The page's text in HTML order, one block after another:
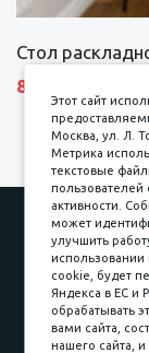
Стол
8690 р.
Наши
Доставка и
Карьера в
Этот сайт
Москва, ул. Л.
Метрика
текстовые
пользователей
активности.
может
улучшить
cookie, будет
Яндекса в ЕС и
обрабатывать
вами сайта,
нашего сайта,